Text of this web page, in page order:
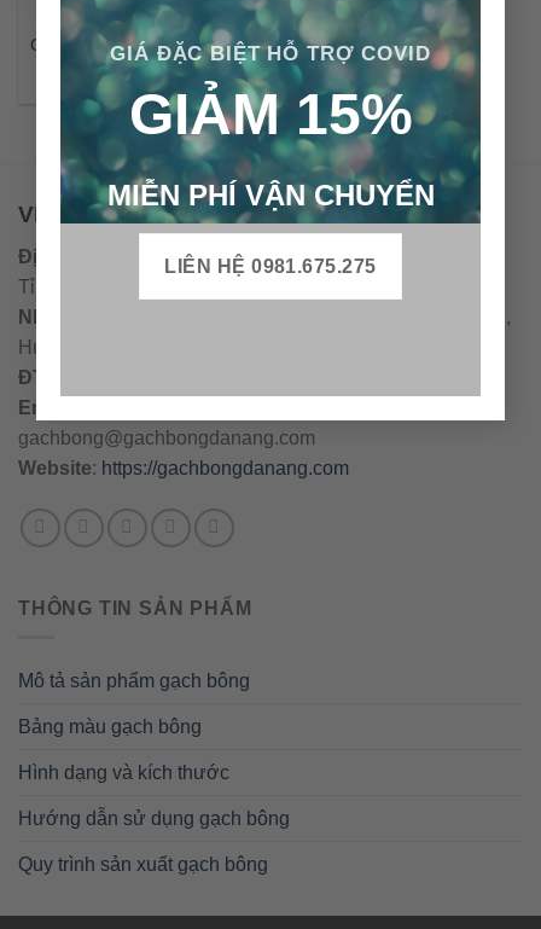
GIÁ ĐẶC BIỆT HỖ TRỢ COVID
GIẢM 15%
MIỄN PHÍ VẬN CHUYỂN
LIÊN HỆ 0981.675.275
Gạch bông gió xi măng CTS
– BG22
VPĐD - CTY TNHH GẠCH BÔNG VIỆT NAM
Địa chỉ:
CCN Quán Lát, Xã Đức Chánh, Huyện Mộ Đức,
Tỉnh Quảng Ngãi
Nhà máy miền trung:
L1 CCN Quán Lát, Xã Đức Chánh,
Huyện Mộ Đức, Tỉnh Quảng Ngãi, Việt Nam
ĐT
Email
gachbong@gachbongdanang.com
Website: https://gachbongdanang.com
THÔNG TIN SẢN PHẨM
Mô tả sản phẩm gạch bông
Bảng màu gạch bông
Hình dạng và kích thước
Hướng dẫn sử dụng gạch bông
Quy trình sản xuất gạch bông